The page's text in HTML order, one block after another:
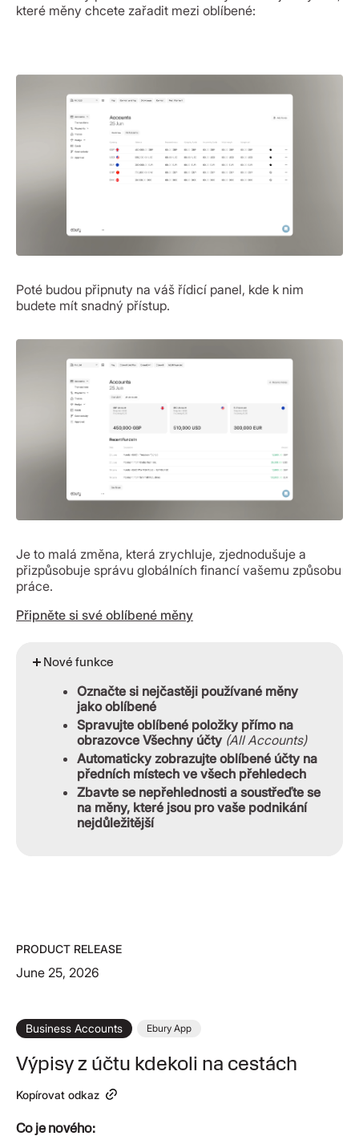
které měny chcete zařadit mezi oblíbené:
Poté budou připnuty na váš řídicí panel, kde k nim
budete mít snadný přístup.
Je to malá změna, která zrychluje, zjednodušuje a
přizpůsobuje správu globálních financí vašemu způsobu
práce.
Připněte si své oblíbené měny
Nové funkce
Označte si nejčastěji používané měny
jako oblíbené
Spravujte oblíbené položky přímo na
obrazovce Všechny účty (All Accounts)
Automaticky zobrazujte oblíbené účty na
předních místech ve všech přehledech
Zbavte se nepřehlednosti a soustřeďte se
na měny, které jsou pro vaše podnikání
nejdůležitější
PRODUCT RELEASE
June 25, 2026
Business Accounts Ebury App
Výpisy z účtu kdekoli na cestách
Kopírovat odkaz
Co je nového: